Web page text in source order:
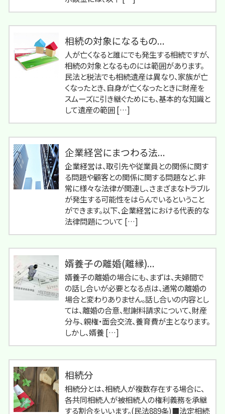
相続の対象になるもの...
人が亡くなると誰にでも発生する相続ですが、
相続の対象となるものには範囲があります。
民法と税法でも相続遺産は異なり、家族が亡
くなったとき、自身が亡くなったときに財産を
スムーズに引き継ぐためにも、基本的な知識と
して遺産の範囲 […]
企業経営にまつわる法...
企業経営は、取引先や従業員との関係に関す
る問題や顧客との関係に関する問題など、非
常に様々な法律が関連し、さまざまなトラブル
が発生する可能性をはらんでいるということ
ができます。以下、企業経営における代表的な
法律問題について […]
婿養子の離婚(離縁)...
婿養子の離婚の場合にも、まずは、夫婦間で
の話し合いが必要となる点は、通常の離婚の
場合と変わりありません。話し合いの内容とし
ては、離婚の合意、慰謝料請求について、財産
分与、親権・面会交流、養育費が主となります。
しかし、婿養 […]
相続分
相続分とは、相続人が複数存在する場合に、
各共同相続人が被相続人の権利義務を承継
する割合をいいます。(民法889条)■法定相続